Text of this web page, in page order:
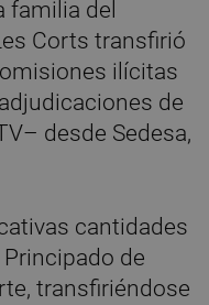
familia del
Corts transfirió
ilícitas
de
desde Sedesa,
cantidades
de
transfiriéndose